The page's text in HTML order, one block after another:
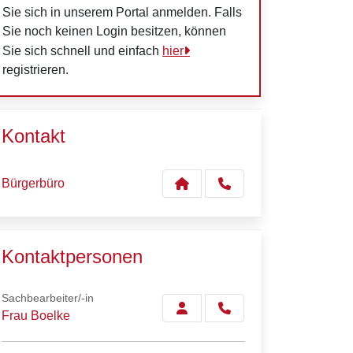
Sie sich in unserem Portal anmelden. Falls
Sie noch keinen Login besitzen, können
Sie sich schnell und einfach hier
registrieren.
Kontakt
Bürgerbüro
Kontaktpersonen
Sachbearbeiter/-in
Frau Boelke